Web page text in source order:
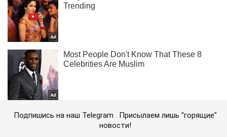
Подпишись на наш Telegram . Присылаем лишь "горящие"
новости!